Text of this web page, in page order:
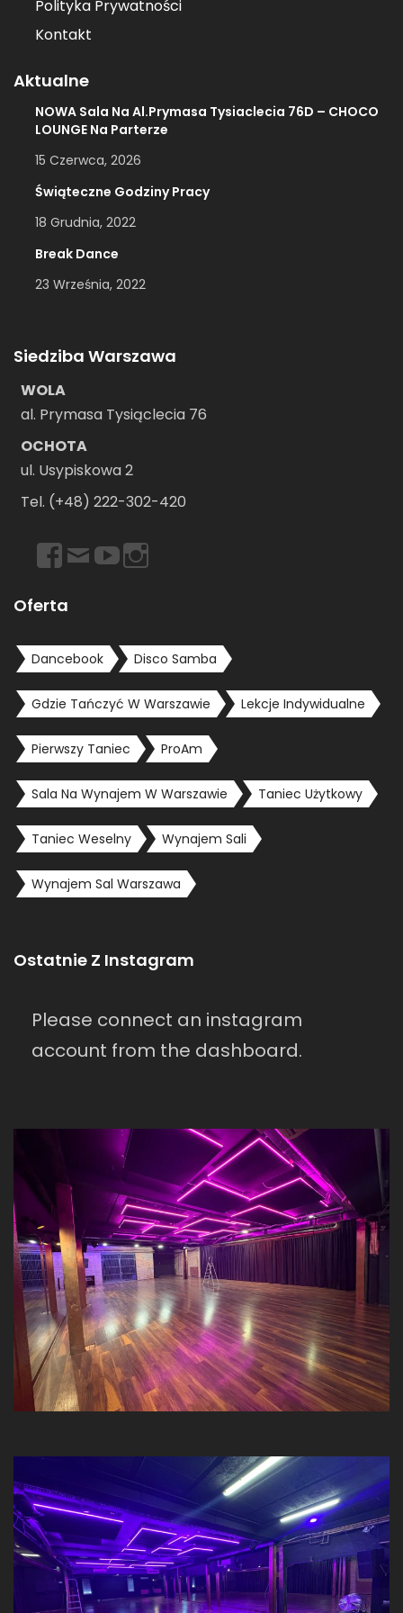
Polityka Prywatności
Kontakt
Aktualne
NOWA Sala Na Al.Prymasa Tysiaclecia 76D – CHOCO
LOUNGE Na Parterze
15 Czerwca, 2026
Świąteczne Godziny Pracy
18 Grudnia, 2022
Break Dance
23 Września, 2022
Siedziba Warszawa
WOLA
al. Prymasa Tysiąclecia 76
OCHOTA
ul. Usypiskowa 2
Tel. (+48) 222-302-420
https://www.facebook.com/dancebookwarszawa
Emailhttps://www.youtube.com/user/dancebookpl
Oferta
Dancebook Disco Samba
Gdzie Tańczyć W Warszawie Lekcje Indywidualne
Pierwszy Taniec ProAm
Sala Na Wynajem W Warszawie Taniec Użytkowy
Taniec Weselny Wynajem Sali
Wynajem Sal Warszawa
Ostatnie Z Instagram
Please connect an instagram
account from the dashboard.